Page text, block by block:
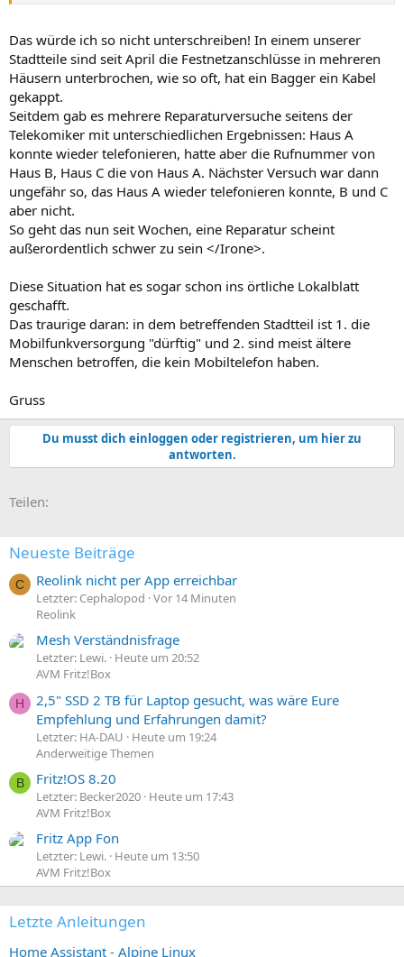
Das würde ich so nicht unterschreiben! In einem unserer
Stadtteile sind seit April die Festnetzanschlüsse in mehreren
Häusern unterbrochen, wie so oft, hat ein Bagger ein Kabel
gekappt.
Seitdem gab es mehrere Reparaturversuche seitens der
Telekomiker mit unterschiedlichen Ergebnissen: Haus A
konnte wieder telefonieren, hatte aber die Rufnummer von
Haus B, Haus C die von Haus A. Nächster Versuch war dann
ungefähr so, das Haus A wieder telefonieren konnte, B und C
aber nicht.
So geht das nun seit Wochen, eine Reparatur scheint
außerordentlich schwer zu sein </Irone>.
Diese Situation hat es sogar schon ins örtliche Lokalblatt
geschafft.
Das traurige daran: in dem betreffenden Stadtteil ist 1. die
Mobilfunkversorgung "dürftig" und 2. sind meist ältere
Menschen betroffen, die kein Mobiltelefon haben.
Gruss
Du musst dich einloggen oder registrieren, um hier zu
antworten.
Teilen:
Neueste Beiträge
C Reolink nicht per App erreichbar
Letzter: Cephalopod Vor 14 Minuten
Reolink
Mesh Verständnisfrage
Letzter: Lewi. Heute um 20:52
AVM Fritz!Box
H
2,5" SSD 2 TB für Laptop gesucht, was wäre Eure
Empfehlung und Erfahrungen damit?
Letzter: HA-DAU
Heute um 19:24
Anderweitige Themen
B Fritz!OS 8.20
Letzter: Becker2020 Heute um 17:43
AVM Fritz!Box
Fritz App Fon
Letzter: Lewi. Heute um 13:50
AVM Fritz!Box
Letzte Anleitungen
Home Assistant - Alpine Linux